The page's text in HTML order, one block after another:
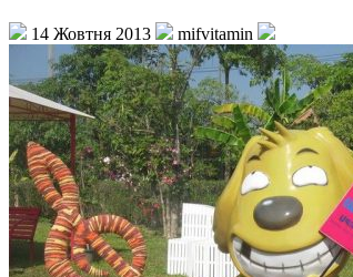
14 Жовтня 2013 mifvitamin